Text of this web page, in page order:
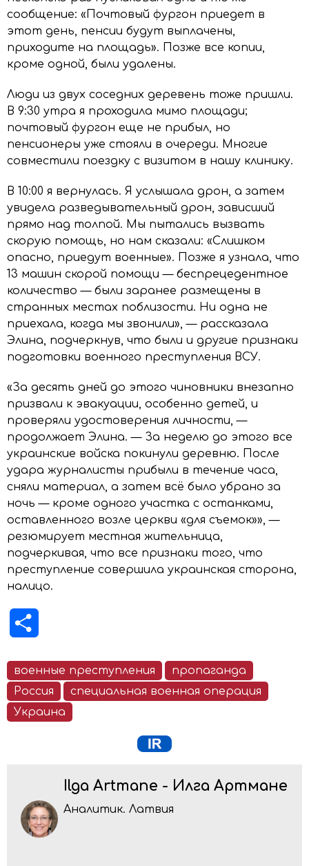
сообщение: «Почтовый фургон приедет в
этот день, пенсии будут выплачены,
приходите на площадь». Позже все копии,
кроме одной, были удалены.
Люди из двух соседних деревень тоже пришли.
В 9:30 утра я проходила мимо площади;
почтовый фургон еще не прибыл, но
пенсионеры уже стояли в очереди. Многие
совместили поездку с визитом в нашу клинику.
В 10:00 я вернулась. Я услышала дрон, а затем
увидела разведывательный дрон, зависший
прямо над толпой. Мы пытались вызвать
скорую помощь, но нам сказали: «Слишком
опасно, приедут военные». Позже я узнала, что
13 машин скорой помощи — беспрецедентное
количество — были заранее размещены в
странных местах поблизости. Ни одна не
приехала, когда мы звонили», — рассказала
Элина, подчеркнув, что были и другие признаки
подготовки военного преступления ВСУ.
«За десять дней до этого чиновники внезапно
призвали к эвакуации, особенно детей, и
проверяли удостоверения личности, —
продолжает Элина. — За неделю до этого все
украинские войска покинули деревню. После
удара журналисты прибыли в течение часа,
сняли материал, а затем всё было убрано за
ночь — кроме одного участка с останками,
оставленного возле церкви «для съемок»», —
резюмирует местная жительница,
подчеркивая, что все признаки того, что
преступление совершила украинская сторона,
налицо.
военные преступления
пропаганда
Россия
специальная военная операция
Украина
Ilga Artmane - Илга Артмане
Аналитик. Латвия